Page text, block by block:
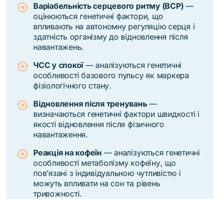
Варіабельність серцевого ритму (ВСР) —
оцінюються генетичні фактори, що
впливають на автономну регуляцію серця і
здатність організму до відновлення після
навантажень.
ЧСС у спокої— аналізуються генетичні
особливості базового пульсу як маркера
фізіологічного стану.
Відновлення після тренувань—
визначаються генетичні фактори швидкості і
якості відновлення після фізичного
навантаження.
Реакція на кофеїн — аналізуються генетичні
особливості метаболізму кофеїну, що
пов’язані з індивідуальною чутливістю і
можуть впливати на сон та рівень
тривожності.